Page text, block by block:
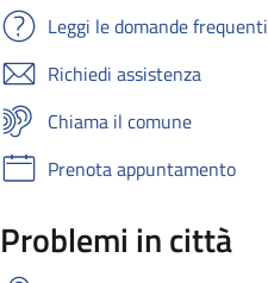
Leggi le domande frequenti
Richiedi assistenza
Chiama il comune
Prenota appuntamento
Problemi in città